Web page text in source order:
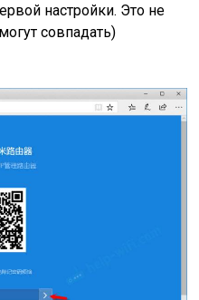
настройки. Это не
совпадать)